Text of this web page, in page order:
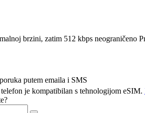
brzini, zatim 512 kbps neograničeno
putem emaila i SMS
je kompatibilan s tehnologijom eSIM.